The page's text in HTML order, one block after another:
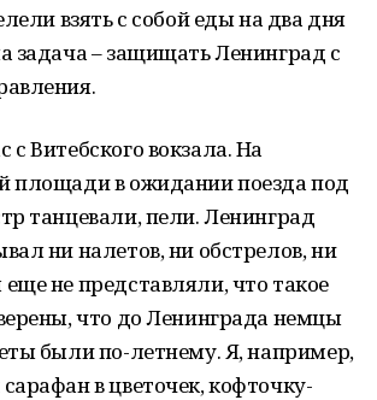
взять с собой еды на два дня
задача – защищать Ленинград с
Витебского вокзала. На
площади в ожидании поезда под
танцевали, пели. Ленинград
ни налетов, ни обстрелов, ни
не представляли, что такое
что до Ленинграда немцы
были по-летнему. Я, например,
в цветочек, кофточку-